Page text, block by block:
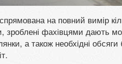
на повний вимір
зроблені фахівцями дають
а також необхідні